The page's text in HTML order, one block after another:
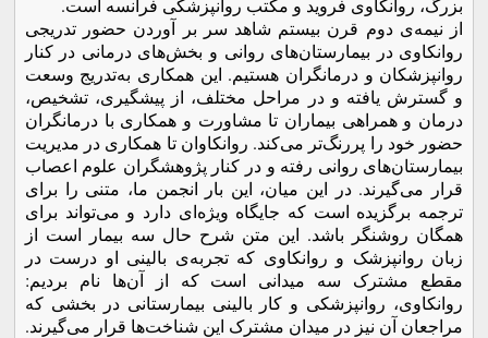
بزرگ، روانکاوی فروید و مکتب روانپزشکی فرانسه است.
از نیمه‌ی دوم قرن بیستم شاهد سر بر آوردن حضور تدریجی
روانکاوی در بیمارستان‌های روانی و بخش‌های درمانی در کنار
روانپزشکان و درمانگران هستیم. این همکاری به‌تدریج وسعت
و گسترش یافته و در مراحل مختلف، از پیشگیری، تشخیص،
درمان و همراهی بیماران تا مشاورت و همکاری با درمانگران
حضور خود را پررنگ‌تر می‌کند. روانکاوان تا همکاری در مدیریت
بیمارستان‌های روانی رفته و در کنار پژوهشگران علوم اعصاب
قرار می‌گیرند. در این میان، این بار انجمن ما، متنی را برای
ترجمه برگزیده است که جایگاه ویژه‌ای دارد و می‌تواند برای
همگان روشنگر باشد. این متن شرح حال سه بیمار است از
زبان روانپزشک و روانکاوی که تجربه‌ی بالینی او درست در
مقطع مشترک سه میدانی است که از آن‌ها نام بردیم:
روانکاوی، روانپزشکی و کار بالینی بیمارستانی در بخشی که
مراجعان آن نیز در میدان مشترک این شناخت‌ها قرار می‌گیرند.